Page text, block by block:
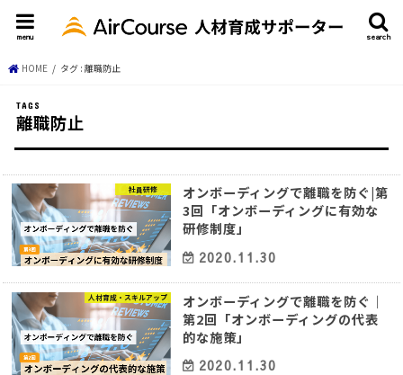
search
menu
HOME タグ : 離職防止
離職防止
社員研修
オンボーディングで離職を防ぐ|第
3回「オンボーディングに有効な
研修制度」
2020.11.30
人材育成・スキルアップ
オンボーディングで離職を防ぐ｜
第2回「オンボーディングの代表
的な施策」
2020.11.30